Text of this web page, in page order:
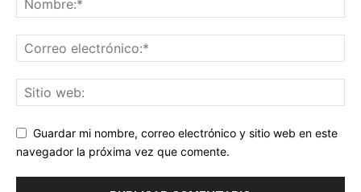
Guardar mi nombre, correo electrónico y sitio web en este
navegador la próxima vez que comente.